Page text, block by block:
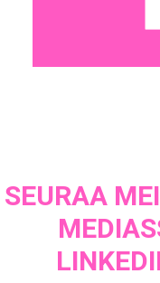
SEURAA